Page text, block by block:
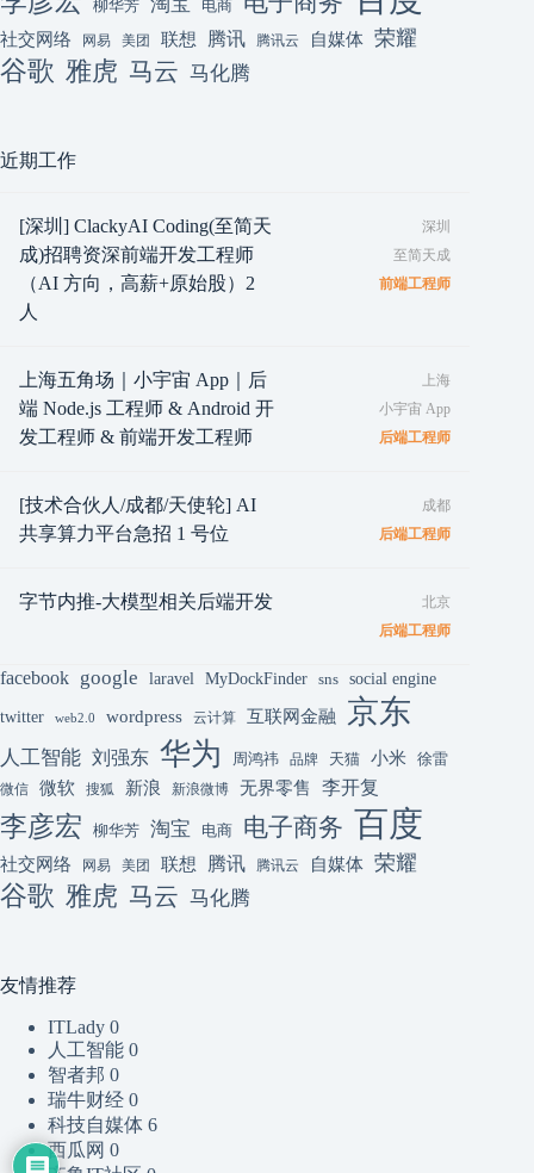
柳华芳 淘宝 电商
社交网络 网易 美团 联想 腾讯 腾讯云 自媒体 荣耀
谷歌 雅虎 马云 马化腾
近期工作
[深圳] ClackyAI Coding(至简天
成)招聘资深前端开发工程师
（AI 方向，高薪+原始股）2
人
深圳
至简天成
前端工程师
上海五角场｜小宇宙 App｜后
端 Node.js 工程师 & Android 开
发工程师 & 前端开发工程师
上海
小宇宙 App
后端工程师
[技术合伙人/成都/天使轮] AI
共享算力平台急招 1 号位
成都
后端工程师
字节内推-大模型相关后端开发
北京
后端工程师
facebook google laravel MyDockFinder sns social engine
twitter web2.0 wordpress 云计算 互联网金融 京东
人工智能 刘强东 华为 周鸿祎 品牌 天猫 小米 徐雷
微信 微软 搜狐 新浪 新浪微博 无界零售 李开复
李彦宏 柳华芳 淘宝 电商 电子商务 百度
社交网络 网易 美团 联想 腾讯 腾讯云 自媒体 荣耀
谷歌 雅虎 马云 马化腾
友情推荐
ITLady 0
人工智能 0
智者邦 0
瑞牛财经 0
科技自媒体 6
西瓜网 0